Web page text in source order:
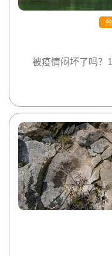
被疫情闷坏了吗？